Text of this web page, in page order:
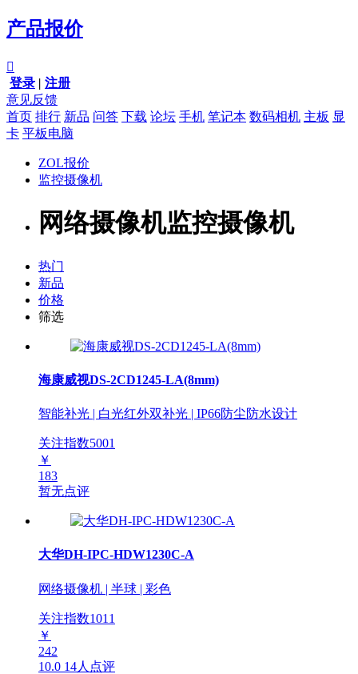
产品报价

登录 | 注册
意见反馈
首页 排行 新品 问答 下载 论坛 手机 笔记本 数码相机 主板 显
卡 平板电脑
ZOL报价
监控摄像机
网络摄像机监控摄像机
热门
新品
价格
筛选
海康威视DS-2CD1245-LA(8mm)
智能补光 | 白光红外双补光 | IP66防尘防水设计
关注指数5001
￥
183
暂无点评
大华DH-IPC-HDW1230C-A
网络摄像机 | 半球 | 彩色
关注指数1011
￥
242
10.0 14人点评